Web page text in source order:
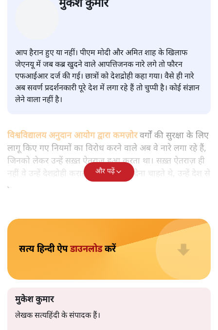
क्यों
विश्लेषण| मुकेश कुमार | 29 JAN, 2026
आप हैरान हुए या नहीं। पीएम मोदी और अमित शाह के खिलाफ
जेएनयू में जब कब्र खुदने वाले आपत्तिजनक नारे लगे तो फौरन
एफआईआर दर्ज की गई। छात्रों को देशद्रोही कहा गया। वैसे ही नारे
अब सवर्ण प्रदर्शनकारी पूरे देश में लगा रहे हैं तो चुप्पी है। कोई संज्ञान